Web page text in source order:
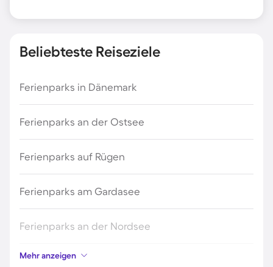
Beliebteste Reiseziele
Ferienparks in Dänemark
Ferienparks an der Ostsee
Ferienparks auf Rügen
Ferienparks am Gardasee
Ferienparks an der Nordsee
Ferienparks in Kroatien
Mehr anzeigen